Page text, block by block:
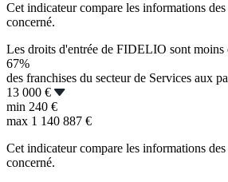
Cet indicateur compare les informations
concerné.
Les droits d'entrée de FIDELIO sont moins
67%
des franchises du secteur de Services aux
13 000 €
min 240 €
max 1 140 887 €
Cet indicateur compare les informations
concerné.